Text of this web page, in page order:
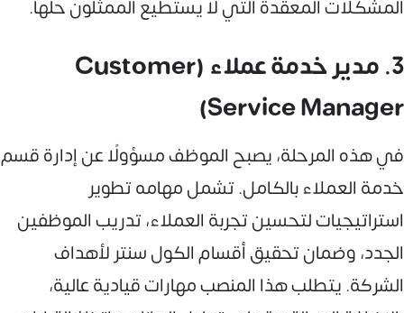
المشكلات المعقدة التي لا يستطيع الممثلون حلها.
3. مدير خدمة عملاء (Customer
Service Manager)
في هذه المرحلة، يصبح الموظف مسؤولًا عن إدارة قسم
خدمة العملاء بالكامل. تشمل مهامه تطوير
استراتيجيات لتحسين تجربة العملاء، تدريب الموظفين
الجدد، وضمان تحقيق أقسام الكول سنتر لأهداف
الشركة. يتطلب هذا المنصب مهارات قيادية عالية،